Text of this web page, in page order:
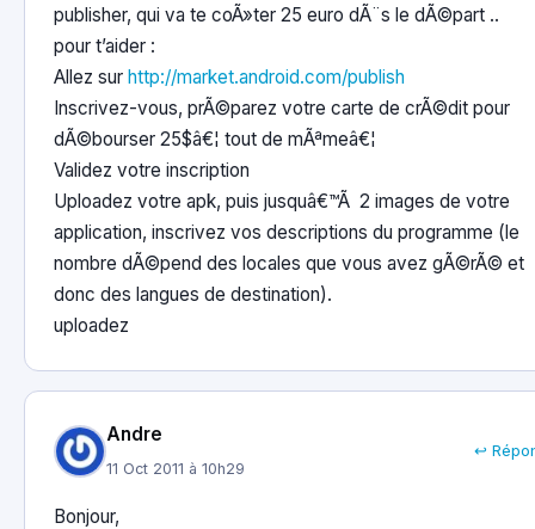
publisher, qui va te coÃ»ter 25 euro dÃ¨s le dÃ©part ..
pour t’aider :
Allez sur http://market.android.com/publish
Inscrivez-vous, prÃ©parez votre carte de crÃ©dit pour
dÃ©bourser 25$â€¦ tout de mÃªmeâ€¦
Validez votre inscription
Uploadez votre apk, puis jusquâ€™Ã 2 images de votre
application, inscrivez vos descriptions du programme (le
nombre dÃ©pend des locales que vous avez gÃ©rÃ© et
donc des langues de destination).
uploadez
Andre
11 Oct 2011 à 10h29
↩
Bonjour,